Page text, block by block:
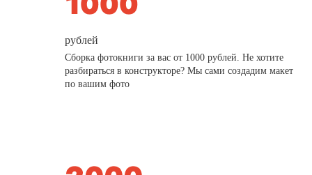
рублей
Сборка фотокниги за вас от 1000 рублей. Не хотите
разбираться в конструкторе? Мы сами создадим макет
по вашим фото